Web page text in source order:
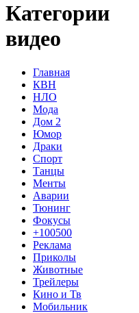
Категории
видео
Главная
КВН
НЛО
Мода
Дом 2
Юмор
Драки
Спорт
Танцы
Менты
Аварии
Тюнинг
Фокусы
+100500
Реклама
Приколы
Животные
Трейлеры
Кино и Тв
Мобильник